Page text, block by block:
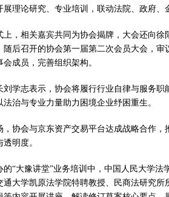
三个“没想到”刷新港区速度
河南省政协十三届常委会第二十次会
习近平对防汛救灾工作作出重要指示
2026年“文明实践进基层”主题活动在
省政协十三届常委会第二十次会议开幕
“建设社会主义现代化强国，关键在科
河南省主汛期防汛抗旱工作专题调度会
展理论研究、专业培训，联动法院、政府、
上，相关嘉宾共同为协会揭牌，大会还向
随后召开的协会第一届第二次会员大会，
成员，完善组织架构。
刘学志表示，协会将履行行业自律与服务
法治与专业力量助力困境企业纾困重生。
，协会与京东资产交易平台达成战略合作
明度。
的“大豫讲堂”业务培训中，中国人民大学
通大学凯原法学院特聘教授、民商法研究所